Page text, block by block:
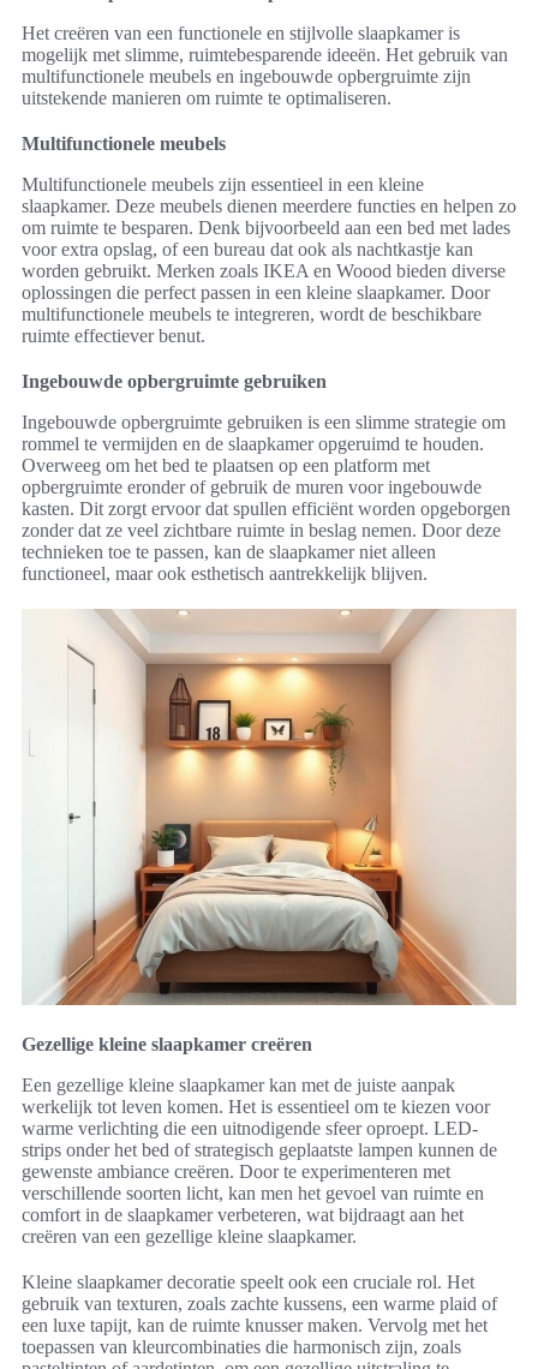
Het creëren van een functionele en stijlvolle slaapkamer is
mogelijk met slimme, ruimtebesparende ideeën. Het gebruik van
multifunctionele meubels en ingebouwde opbergruimte zijn
uitstekende manieren om ruimte te optimaliseren.
Multifunctionele meubels
Multifunctionele meubels zijn essentieel in een kleine
slaapkamer. Deze meubels dienen meerdere functies en helpen zo
om ruimte te besparen. Denk bijvoorbeeld aan een bed met lades
voor extra opslag, of een bureau dat ook als nachtkastje kan
worden gebruikt. Merken zoals IKEA en Woood bieden diverse
oplossingen die perfect passen in een kleine slaapkamer. Door
multifunctionele meubels te integreren, wordt de beschikbare
ruimte effectiever benut.
Ingebouwde opbergruimte gebruiken
Ingebouwde opbergruimte gebruiken is een slimme strategie om
rommel te vermijden en de slaapkamer opgeruimd te houden.
Overweeg om het bed te plaatsen op een platform met
opbergruimte eronder of gebruik de muren voor ingebouwde
kasten. Dit zorgt ervoor dat spullen efficiënt worden opgeborgen
zonder dat ze veel zichtbare ruimte in beslag nemen. Door deze
technieken toe te passen, kan de slaapkamer niet alleen
functioneel, maar ook esthetisch aantrekkelijk blijven.
Gezellige kleine slaapkamer creëren
Een gezellige kleine slaapkamer kan met de juiste aanpak
werkelijk tot leven komen. Het is essentieel om te kiezen voor
warme verlichting die een uitnodigende sfeer oproept. LED-
strips onder het bed of strategisch geplaatste lampen kunnen de
gewenste ambiance creëren. Door te experimenteren met
verschillende soorten licht, kan men het gevoel van ruimte en
comfort in de slaapkamer verbeteren, wat bijdraagt aan het
creëren van een gezellige kleine slaapkamer.
Kleine slaapkamer decoratie speelt ook een cruciale rol. Het
gebruik van texturen, zoals zachte kussens, een warme plaid of
een luxe tapijt, kan de ruimte knusser maken. Vervolg met het
toepassen van kleurcombinaties die harmonisch zijn, zoals